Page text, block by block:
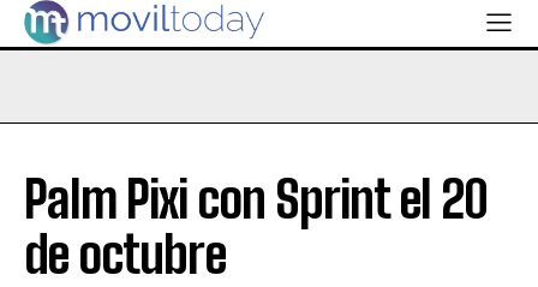
Palm Pixi con Sprint el 20
de octubre